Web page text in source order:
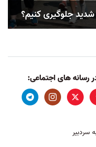
جلوگیری کنیم؟
رسانه های اجتماعی:
سردبیر